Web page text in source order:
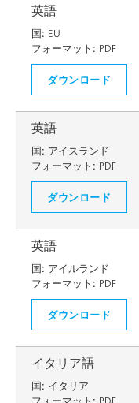
英語
国: EU
フォーマット: PDF
ダウンロード
英語
国: アイスランド
フォーマット: PDF
ダウンロード
英語
国: アイルランド
フォーマット: PDF
ダウンロード
イタリア語
国: イタリア